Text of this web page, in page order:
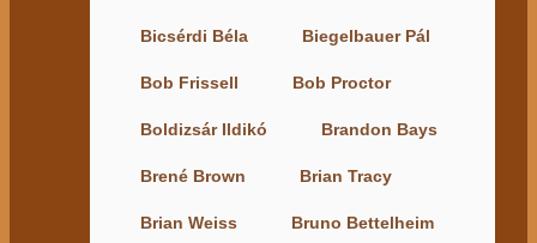
Bicsérdi Béla Biegelbauer Pál
Bob Frissell Bob Proctor
Boldizsár Ildikó Brandon Bays
Brené Brown Brian Tracy
Brian Weiss Bruno Bettelheim